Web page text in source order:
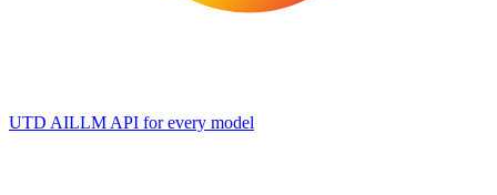
UTD AILLM API for every model